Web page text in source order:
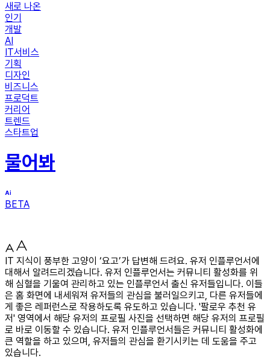
새로 나온
인기
개발
AI
IT서비스
기획
디자인
비즈니스
프로덕트
커리어
트렌드
스타트업
물어봐
BETA
IT 지식이 풍부한 고양이 ‘요고’가 답변해 드려요. 유저 인플루언서에
대해서 알려드리겠습니다. 유저 인플루언서는 커뮤니티 활성화를 위
해 심혈을 기울여 관리하고 있는 인플루언서 출신 유저들입니다. 이들
은 홈 화면에 내세워져 유저들의 관심을 불러일으키고, 다른 유저들에
게 좋은 레퍼런스로 작용하도록 유도하고 있습니다. '팔로우 추천 유
저' 영역에서 해당 유저의 프로필 사진을 선택하면 해당 유저의 프로필
로 바로 이동할 수 있습니다. 유저 인플루언서들은 커뮤니티 활성화에
큰 역할을 하고 있으며, 유저들의 관심을 환기시키는 데 도움을 주고
있습니다.